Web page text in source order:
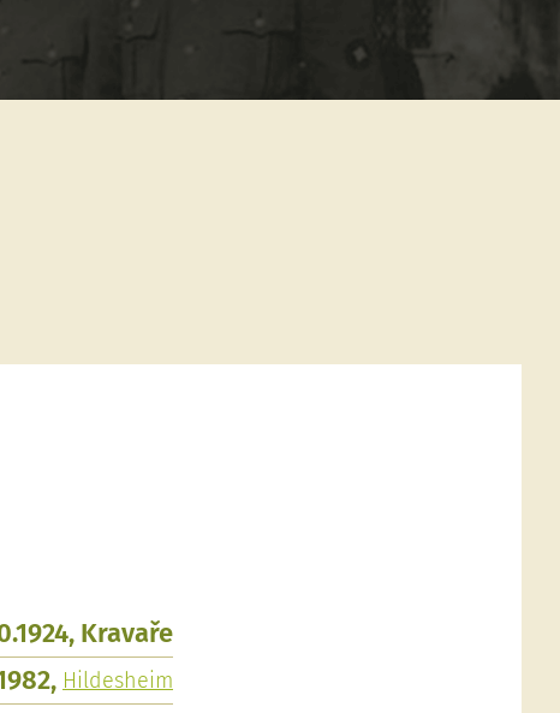
Kravaře
Hildesheim